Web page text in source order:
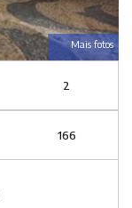
Mais fotos
2
166